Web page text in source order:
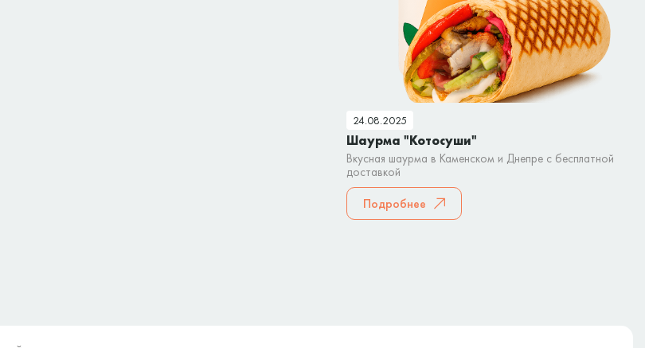
24.08.2025
Шаурма "Котосуши"
Вкусная шаурма в Каменском и Днепре с бесплатной
доставкой
Подробнее